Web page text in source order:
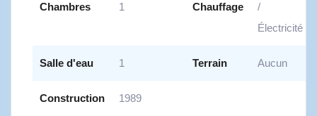
Chambres 1 Chauffage
/
Électricité
Salle d'eau 1 Terrain Aucun
Construction 1989